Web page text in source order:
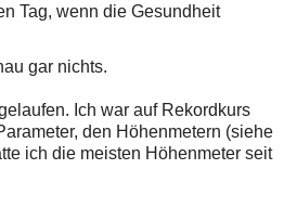
Tag, wenn die Gesundheit
gar nichts.
Ich war auf Rekordkurs
den Höhenmetern (siehe
ich die meisten Höhenmeter seit